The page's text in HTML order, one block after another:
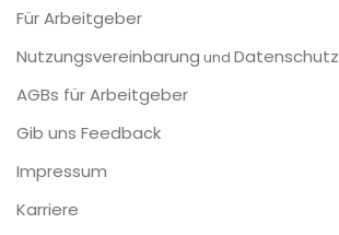
Für Arbeitgeber
Nutzungsvereinbarung und Datenschutz
AGBs für Arbeitgeber
Gib uns Feedback
Impressum
Karriere